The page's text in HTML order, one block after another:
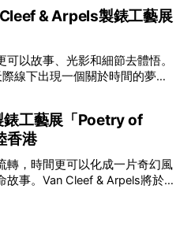
合呈獻，以共融藝術為核心，
界各地的優秀節目，更致力於在
態。今年更首度與本地兩大旗
意義的作品《遊延》及《弦上光
對話，擦下多元藝術下的流動
八屆「無限亮」
從共融角度重新思索「差異」
樣性的一部分。每人皆擁有
齊生活、一齊創作、互相啟
亮」2026精彩
節目) 2月28日至3月1日：
& Arpels製錶工藝展
以故事、光影和細節去體悟。
線下出現一個關於時間的夢幻
，世家把一貫低調精緻的製錶語
，讓時間不只是腕上的個人物
意旅程。 在碼頭打開
Cleef & Arpels的腕錶從來不是
像是腕上的動人故事。 世家以
心，讓每一枚腕錶都超越單純
的瞬間凝結成可以反覆閱讀的畫
錶工藝展「Poetry of
香港
轉，時間更可以化成一片奇幻風
事。Van Cleef & Arpels將於1
情故事、詩意星象、迷人自然